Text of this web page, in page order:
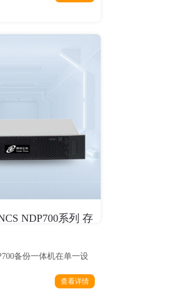
NDP700系列 存
备份一体机在单一设
查看详情